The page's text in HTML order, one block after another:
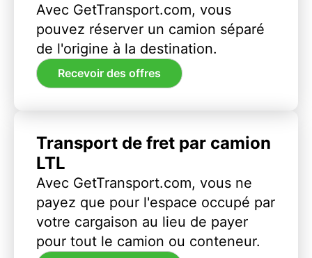
Avec GetTransport.com, vous
pouvez réserver un camion séparé
de l'origine à la destination.
Recevoir des offres
Transport de fret par camion
LTL
Avec GetTransport.com, vous ne
payez que pour l'espace occupé par
votre cargaison au lieu de payer
pour tout le camion ou conteneur.